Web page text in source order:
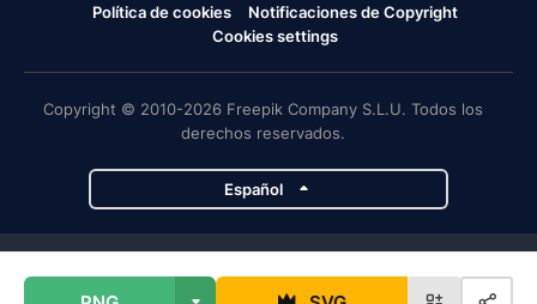
Política de cookies
Notificaciones de Copyright
Cookies settings
Copyright © 2010-2026 Freepik Company S.L.U. Todos los
derechos reservados.
Español